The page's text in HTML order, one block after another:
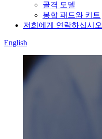
골격 모델
봉합 패드와 키트
저희에게 연락하십시오
English